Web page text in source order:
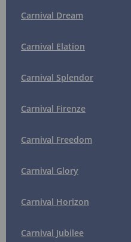
Carnival Dream
Carnival Elation
Carnival Splendor
Carnival Firenze
Carnival Freedom
Carnival Glory
Carnival Horizon
Carnival Jubilee